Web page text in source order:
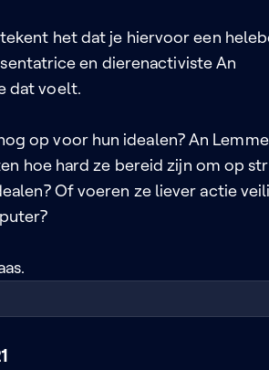
het dat je hiervoor een
en dierenactiviste An
dat voelt.
op voor hun idealen? An
hoe hard ze bereid zijn om op
Of voeren ze liever actie